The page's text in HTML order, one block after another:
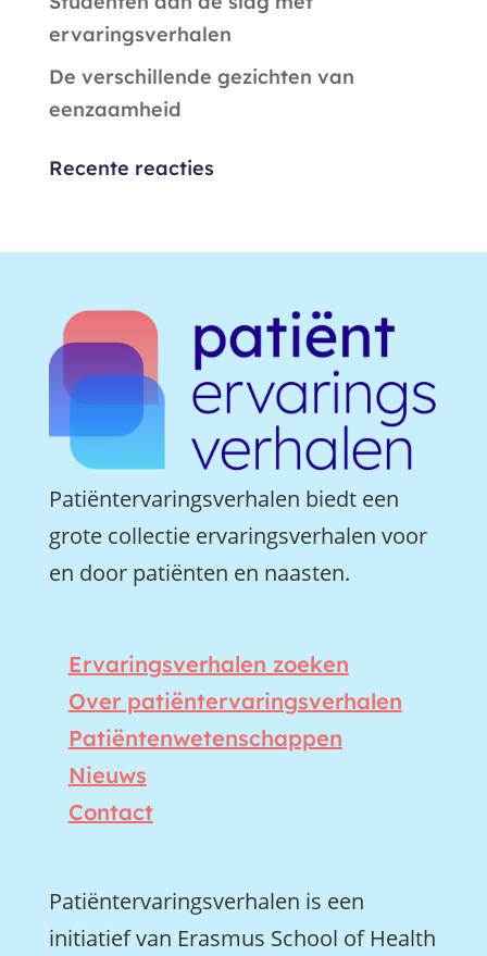
ervaringsverhalen
De verschillende gezichten van
eenzaamheid
Recente reacties
Patiëntervaringsverhalen biedt een
grote collectie ervaringsverhalen voor
en door patiënten en naasten.
Ervaringsverhalen zoeken
Over patiëntervaringsverhalen
Patiëntenwetenschappen
Nieuws
Contact
Patiëntervaringsverhalen is een
initiatief van Erasmus School of Health